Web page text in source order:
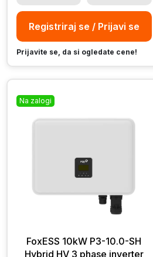
Registriraj se / Prijavi se
Prijavite se, da si ogledate cene!
Na zalogi
FoxESS 10kW P3-10.0-SH
Hybrid HV 3 phase inverter